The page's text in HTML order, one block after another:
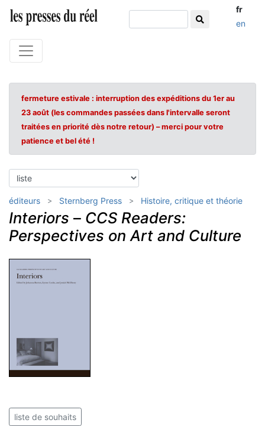
fr
en
fermeture estivale : interruption des expéditions du 1er au
23 août (les commandes passées dans l'intervalle seront
traitées en priorité dès notre retour) – merci pour votre
patience et bel été !
éditeurs Sternberg Press Histoire, critique et théorie
Interiors – CCS Readers:
Perspectives on Art and Culture
liste de souhaits